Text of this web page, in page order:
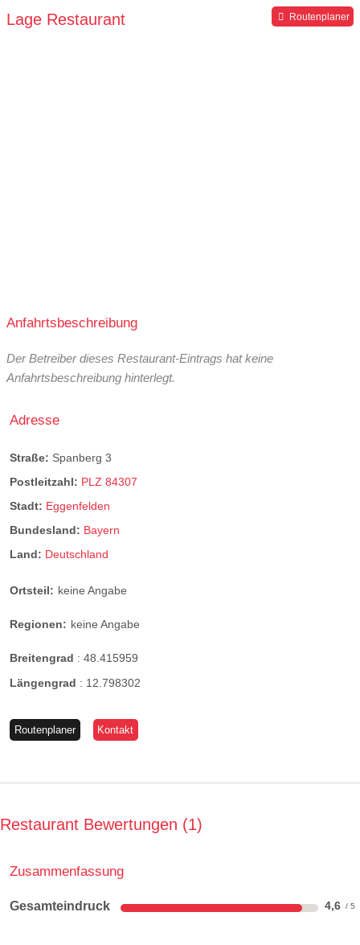
Lage Restaurant Routenplaner
Anfahrtsbeschreibung
Der Betreiber dieses Restaurant-Eintrags hat keine
Anfahrtsbeschreibung hinterlegt.
Adresse
Straße: Spanberg 3
Postleitzahl: PLZ 84307
Stadt: Eggenfelden
Bundesland: Bayern
Land: Deutschland
Ortsteil: keine Angabe
Regionen: keine Angabe
Breitengrad : 48.415959
Längengrad : 12.798302
Routenplaner Kontakt
Restaurant Bewertungen 1
Zusammenfassung
Gesamteindruck 4,6